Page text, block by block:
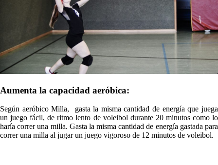
Aumenta la capacidad aeróbica:
Según aeróbico Milla, gasta la misma cantidad de energía que juega
un juego fácil, de ritmo lento de voleibol durante 20 minutos como lo
haría correr una milla. Gasta la misma cantidad de energía gastada para
correr una milla al jugar un juego vigoroso de 12 minutos de voleibol.